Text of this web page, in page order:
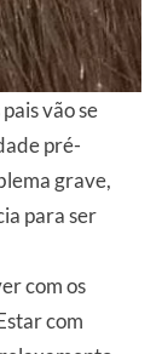
vão se
pré-
grave,
para ser
com os
com